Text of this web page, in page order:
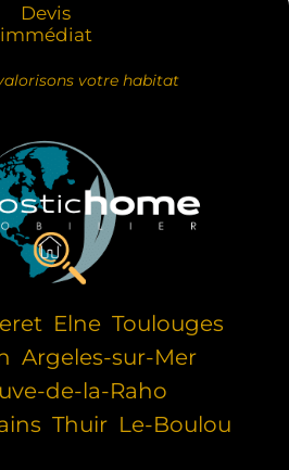
Devis
immédiat
votre habitat
Elne Toulouges
Argeles-sur-Mer
de-la-Raho
Thuir Le-Boulou